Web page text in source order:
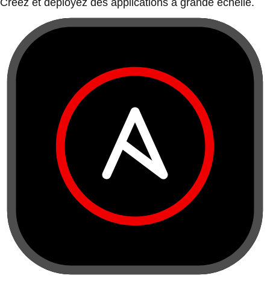
Créez et déployez des applications à grande échelle.